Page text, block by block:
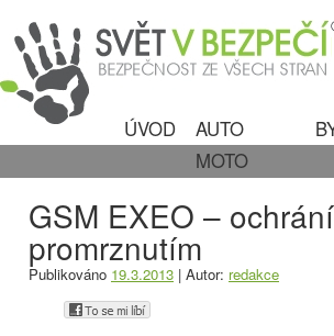
ÚVOD
AUTO
MOTO
GSM EXEO –
promrznutím
Publikováno 19.3.2013 | Autor: redakce